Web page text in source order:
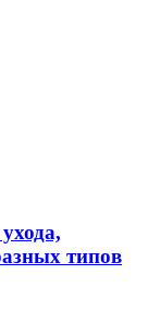
типов